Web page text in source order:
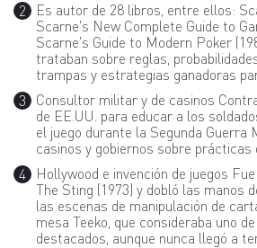
Es autor de 28 libros, entre ellos:
Scarne's New Complete Guide to
Scarne's Guide to Modern Poker
trataban sobre reglas,
trampas y estrategias ganadoras
Consultor militar y de casinos
de EE.UU. para educar a los
el juego durante la Segunda Guerra
casinos y gobiernos sobre prácticas
Hollywood e invención de juegos
The Sting (1973) y dobló las manos
las escenas de manipulación de
mesa Teeko, que consideraba uno
destacados, aunque nunca llegó a